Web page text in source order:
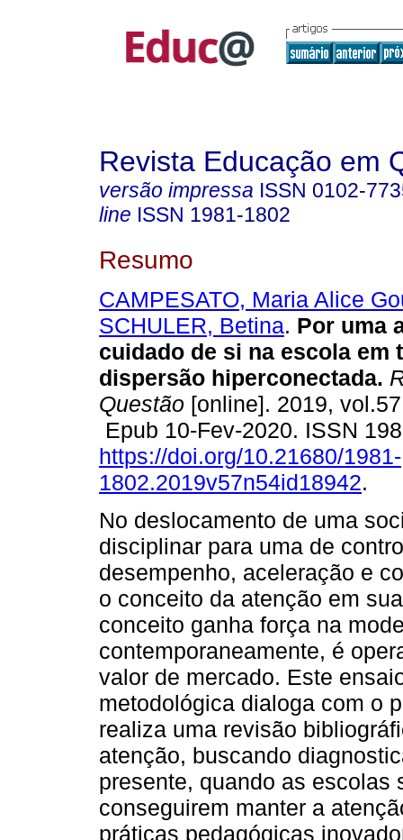
Revista Educação em
versão impressa ISSN 0102-
line ISSN 1981-1802
Resumo
CAMPESATO, Maria Alice
SCHULER, Betina. Por uma
cuidado de si na escola em
dispersão hiperconectada.
Questão [online]. 2019,
Epub 10-Fev-2020. ISSN
https://doi.org/10.21680/1981-
1802.2019v57n54id18942.
No deslocamento de uma
disciplinar para uma de
desempenho, aceleração e
o conceito da atenção em
conceito ganha força na
contemporaneamente, é
valor de mercado. Este
metodológica dialoga com o
realiza uma revisão
atenção, buscando
presente, quando as escolas
conseguirem manter a
práticas pedagógicas